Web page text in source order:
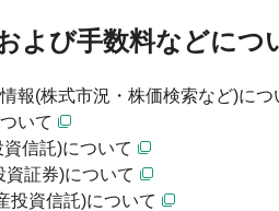
よび手数料などにつ
報(株式市況・株価検索など)につ
いて
信託)について
資証券)について
投資信託)について